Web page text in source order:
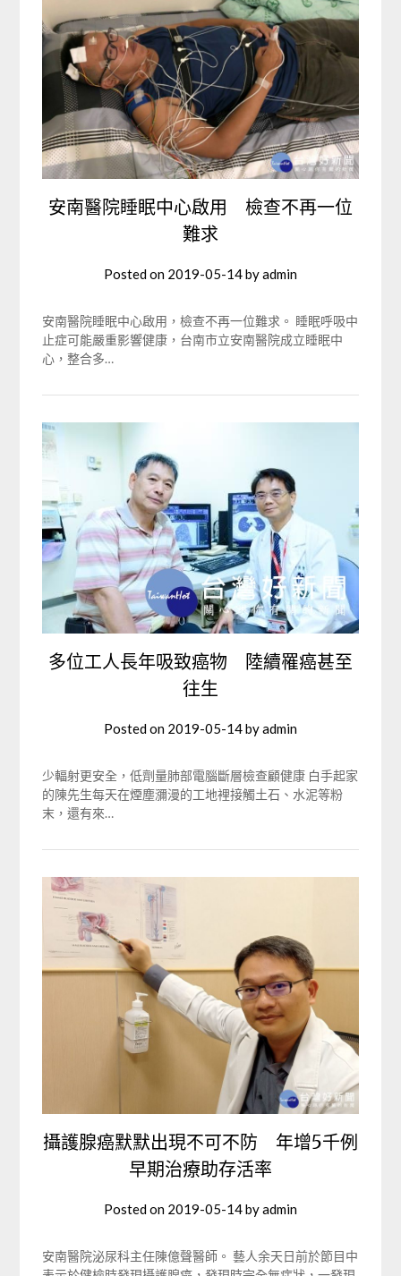
安南醫院睡眠中心啟用 檢查不再一位
難求
Posted on 2019-05-14byadmin
安南醫院睡眠中心啟用，檢查不再一位難求。 睡眠呼吸中
止症可能嚴重影響健康，台南市立安南醫院成立睡眠中
心，整合多…
多位工人長年吸致癌物 陸續罹癌甚至
往生
Posted on 2019-05-14byadmin
少輻射更安全，低劑量肺部電腦斷層檢查顧健康 白手起家
的陳先生每天在煙塵瀰漫的工地裡接觸土石、水泥等粉
末，還有來…
攝護腺癌默默出現不可不防 年增5千例
早期治療助存活率
Posted on 2019-05-14byadmin
安南醫院泌尿科主任陳億聲醫師。 藝人余天日前於節目中